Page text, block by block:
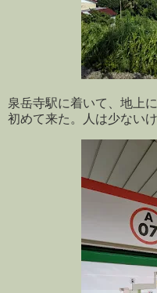
泉岳寺駅に着いて、地上
初めて来た。人は少ないけ